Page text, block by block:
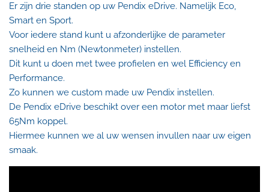
Er zijn drie standen op uw Pendix eDrive. Namelijk Eco,
Smart en Sport.
Voor iedere stand kunt u afzonderlijke de parameter
snelheid en Nm (Newtonmeter) instellen.
Dit kunt u doen met twee profielen en wel Efficiency en
Performance.
Zo kunnen we custom made uw Pendix instellen.
De Pendix eDrive beschikt over een motor met maar liefst
65Nm koppel.
Hiermee kunnen we al uw wensen invullen naar uw eigen
smaak.